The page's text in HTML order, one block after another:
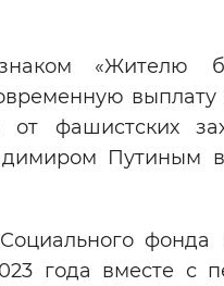
Повторить
«Жителю
выплату
фашистских
Путиным
фонда
года вместе с